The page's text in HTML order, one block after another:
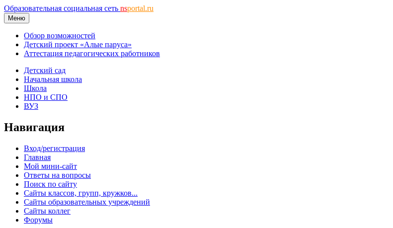
Образовательная социальная сеть nsportal.ru
Меню
Обзор возможностей
Детский проект «Алые паруса»
Аттестация педагогических работников
Детский сад
Начальная школа
Школа
НПО и СПО
ВУЗ
Навигация
Вход/регистрация
Главная
Мой мини-сайт
Ответы на вопросы
Поиск по сайту
Сайты классов, групп, кружков...
Сайты образовательных учреждений
Сайты коллег
Форумы